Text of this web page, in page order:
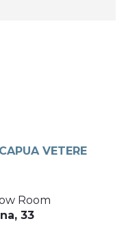
VETERE
Room
33